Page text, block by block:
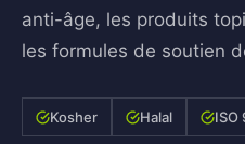
anti-âge, les produits
les formules de soutien
Kosher Halal ISO